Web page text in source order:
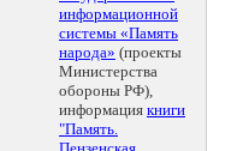
информационной
системы «Память
народа» (проекты
Министерства
обороны РФ),
информация книги
"Память.